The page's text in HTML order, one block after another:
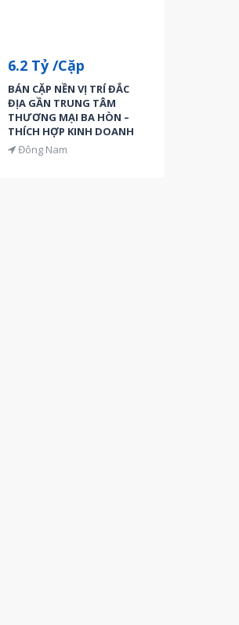
6.2 Tỷ /Cặp
BÁN CẶP NỀN VỊ TRÍ ĐẮC
ĐỊA GẦN TRUNG TÂM
THƯƠNG MẠI BA HÒN –
THÍCH HỢP KINH DOANH
Đông Nam